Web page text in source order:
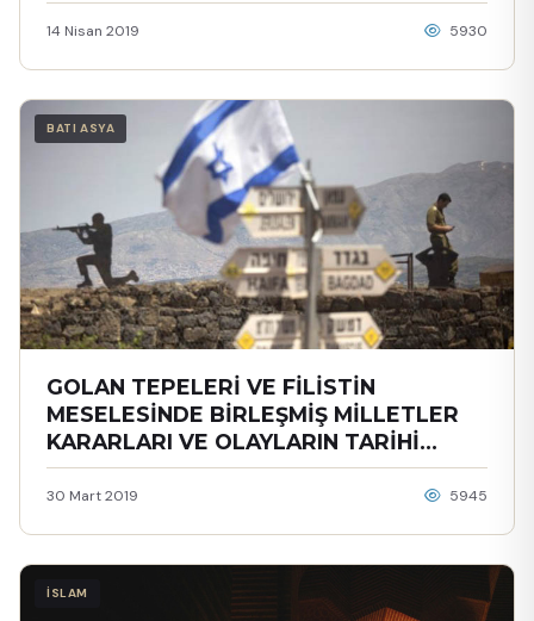
14 Nisan 2019 5930
BATI ASYA
GOLAN TEPELERİ VE FİLİSTİN
MESELESİNDE BİRLEŞMİŞ MİLLETLER
KARARLARI VE OLAYLARIN TARİHİ
GELİŞİMİNE KISA BİR BAKIŞ
30 Mart 2019 5945
İSLAM